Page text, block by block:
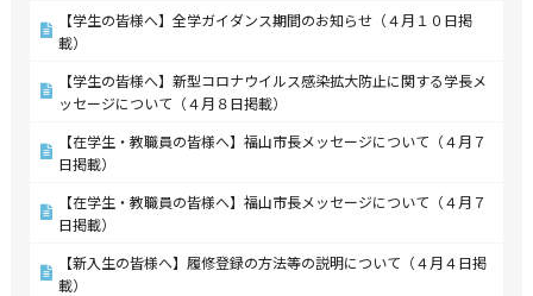
【学生の皆様へ】全学ガイダンス期間のお知らせ（４月１０日掲
載）
【学生の皆様へ】新型コロナウイルス感染拡大防止に関する学長メ
ッセージについて（４月８日掲載）
【在学生・教職員の皆様へ】福山市長メッセージについて（４月７
日掲載）
【在学生・教職員の皆様へ】福山市長メッセージについて（４月７
日掲載）
【新入生の皆様へ】履修登録の方法等の説明について（４月４日掲
載）